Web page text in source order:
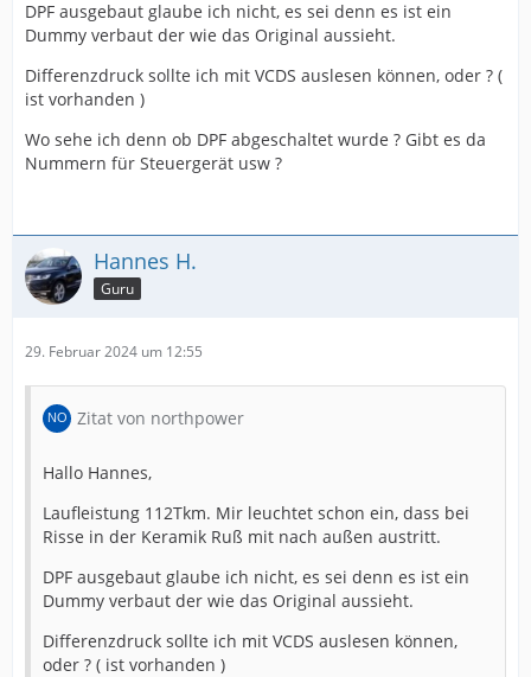
DPF ausgebaut glaube ich nicht, es sei denn es ist ein
Dummy verbaut der wie das Original aussieht.
Differenzdruck sollte ich mit VCDS auslesen können, oder ? (
ist vorhanden )
Wo sehe ich denn ob DPF abgeschaltet wurde ? Gibt es da
Nummern für Steuergerät usw ?
Hannes H.
Guru
29. Februar 2024 um 12:55
Zitat von northpower
Hallo Hannes,
Laufleistung 112Tkm. Mir leuchtet schon ein, dass bei
Risse in der Keramik Ruß mit nach außen austritt.
DPF ausgebaut glaube ich nicht, es sei denn es ist ein
Dummy verbaut der wie das Original aussieht.
Differenzdruck sollte ich mit VCDS auslesen können,
oder ? ( ist vorhanden )